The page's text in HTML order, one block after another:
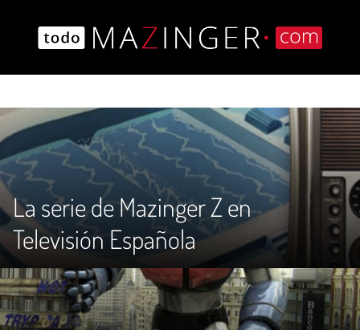
contenido
La serie de Mazinger Z en
Televisión Española